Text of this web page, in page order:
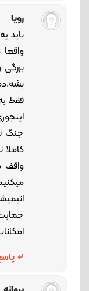
رویا
باید
فقط
جنگ
واقف